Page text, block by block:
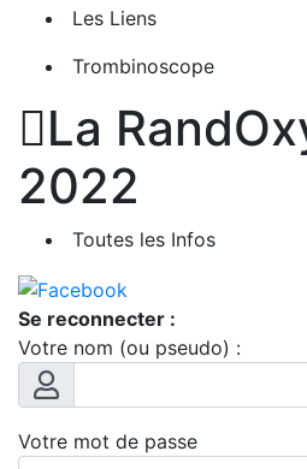
Les Liens
Trombinoscope
La
2022
Toutes les Infos
Se reconnecter :
Votre nom (ou pseudo) :
Votre mot de passe